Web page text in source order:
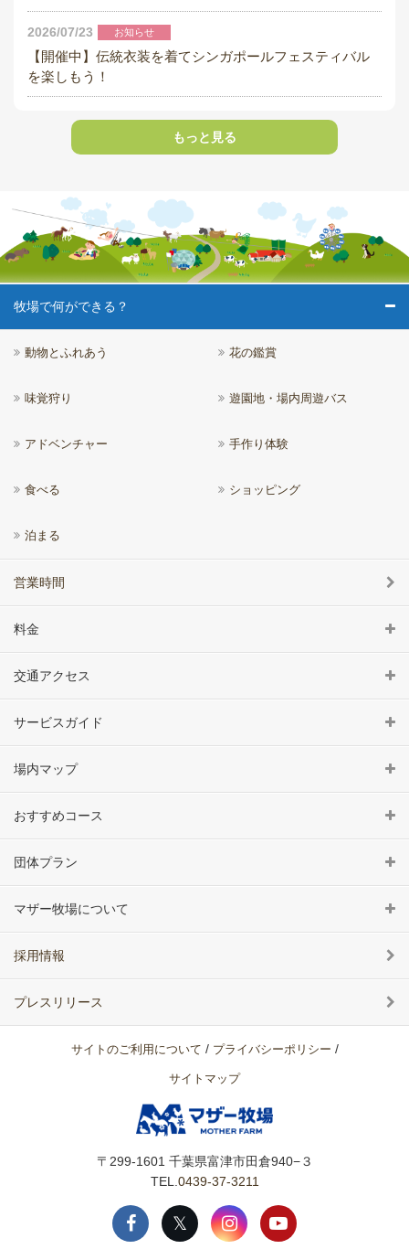
2026/07/23 お知らせ
【開催中】伝統衣装を着てシンガポールフェスティバル
を楽しもう！
もっと見る
牧場で何ができる？
動物とふれあう 花の鑑賞
味覚狩り 遊園地・場内周遊バス
アドベンチャー 手作り体験
食べる ショッピング
泊まる
営業時間
料金
交通アクセス
サービスガイド
場内マップ
おすすめコース
団体プラン
マザー牧場について
採用情報
プレスリリース
サイトのご利用について / プライバシーポリシー /
サイトマップ
〒299-1601 千葉県富津市田倉940−３
TEL. 0439-37-3211
𝕏